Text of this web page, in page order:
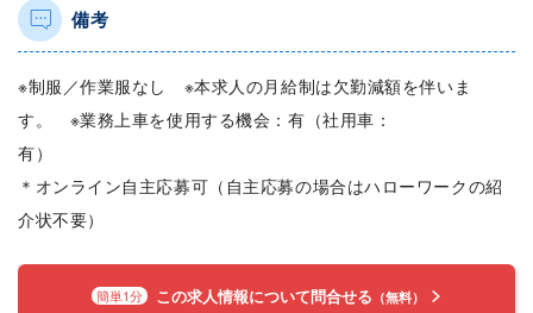
備考
※制服／作業服なし ※本求人の月給制は欠勤減額を伴いま
す。 ※業務上車を使用する機会：有（社用車：
有
＊オンライン自主応募可（自主応募の場合はハローワークの紹
介状不要）
簡単1分 この求人情報について問合せる （無料）